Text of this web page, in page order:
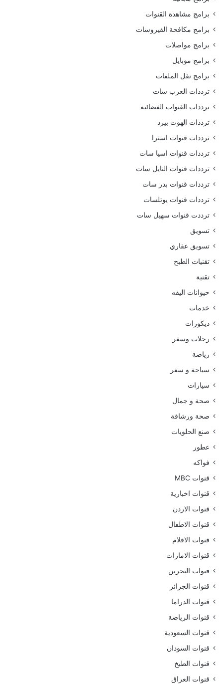
برامج مشاهدة القنوات
برامج مكافحة الفيروسات
برامج مواصلات
برامج موبايل
برامج نقل الملفات
ترددات العرب سات
ترددات القنوات الفضائية
ترددات الهوت بيرد
ترددات قنوات استرا
ترددات قنوات اسيا سات
ترددات قنوات النايل سات
ترددات قنوات بدر سات
ترددات قنوات يوتلسات
ترددت قنوات سهيل سات
تسويق
تسويق عقاري
تقنيات الطبخ
تقنية
حيوانات اليفه
خدمات
ديكورات
رحلات وسفر
رياضة
سياحة و سفر
سيارات
صحة و جمال
صحة ورشاقة
صنع الحلويات
عطور
فواكه
قنوات MBC
قنوات اخبارية
قنوات الاردن
قنوات الاطفال
قنوات الافلام
قنوات الامارات
قنوات البحرين
قنوات الجزائر
قنوات الدراما
قنوات الرياضة
قنوات السعودية
قنوات السودان
قنوات الطبخ
قنوات العراق